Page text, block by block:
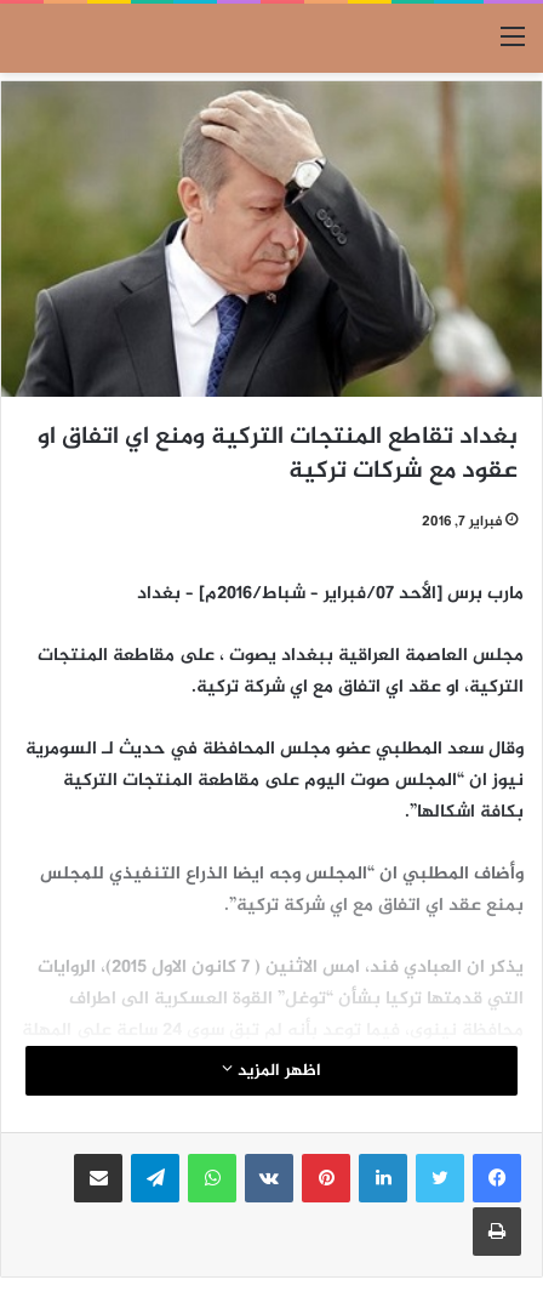
القائمة
بغداد تقاطع المنتجات التركية ومنع اي اتفاق او
عقود مع شركات تركية
فبراير 7, 2016
مارب برس [الأحد 07/فبراير – شباط/2016م] – بغداد
مجلس العاصمة العراقية ببغداد يصوت ، على مقاطعة المنتجات
التركية، او عقد اي اتفاق مع اي شركة تركية.
وقال سعد المطلبي عضو مجلس المحافظة في حديث لـ السومرية
نيوز ان “المجلس صوت اليوم على مقاطعة المنتجات التركية
بكافة اشكالها”.
وأضاف المطلبي ان “المجلس وجه ايضا الذراع التنفيذي للمجلس
بمنع عقد اي اتفاق مع اي شركة تركية”.
يذكر ان العبادي فند، امس الاثنين ( 7 كانون الاول 2015)، الروايات
التي قدمتها تركيا بشأن “توغل” القوة العسكرية الى اطراف
التي منحها مجلس الأمن الوطني لانسحاب الجنود الاتراك.
فيما اكد وزير الخارجية التركي مولود اوغلو اليوم الثلاثاء، أن بلاده
لن تسحب قواتها من العراق حالياً.
المنار نت
اظهر المزيد
لينكدإنبينتيريست واتساب تيلقرام مشاركة عبر البريد
طباعة